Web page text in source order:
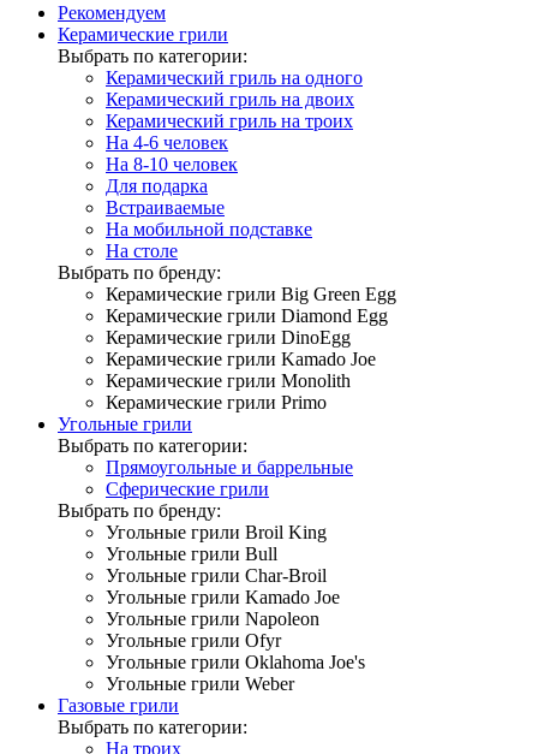
Рекомендуем
Керамические грили
Выбрать по категории:
Керамический гриль на одного
Керамический гриль на двоих
Керамический гриль на троих
На 4-6 человек
На 8-10 человек
Для подарка
Встраиваемые
На мобильной подставке
На столе
Выбрать по бренду:
Керамические грили Big Green Egg
Керамические грили Diamond Egg
Керамические грили DinoEgg
Керамические грили Kamado Joe
Керамические грили Monolith
Керамические грили Primo
Угольные грили
Выбрать по категории:
Прямоугольные и баррельные
Сферические грили
Выбрать по бренду:
Угольные грили Broil King
Угольные грили Bull
Угольные грили Char-Broil
Угольные грили Kamado Joe
Угольные грили Napoleon
Угольные грили Ofyr
Угольные грили Oklahoma Joe's
Угольные грили Weber
Газовые грили
Выбрать по категории:
На троих